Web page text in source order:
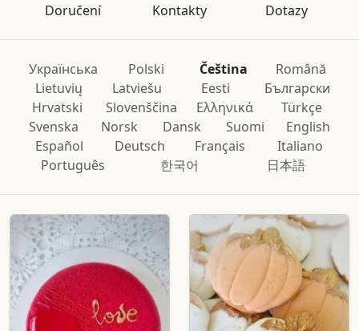
Doručení Kontakty Dotazy
Українська Polski Čeština
Română
Lietuvių
Latviešu Eesti
Български
Hrvatski
Slovenščina Ελληνικά
Türkçe
Svenska
Norsk Dansk Suomi
English
Español
Deutsch Français
Italiano
Português
한국어 日本語